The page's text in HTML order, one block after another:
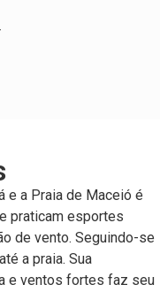
e a Praia de Maceió é
praticam esportes
de vento. Seguindo-se
a praia. Sua
e ventos fortes faz seu